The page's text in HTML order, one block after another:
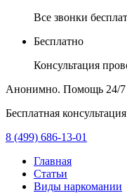
Все звонки
Бесплатно
Консультация
Анонимно. Помощь 24/7
Бесплатная консультация
8 (499) 686-13-01
Главная
Статьи
Виды наркомании